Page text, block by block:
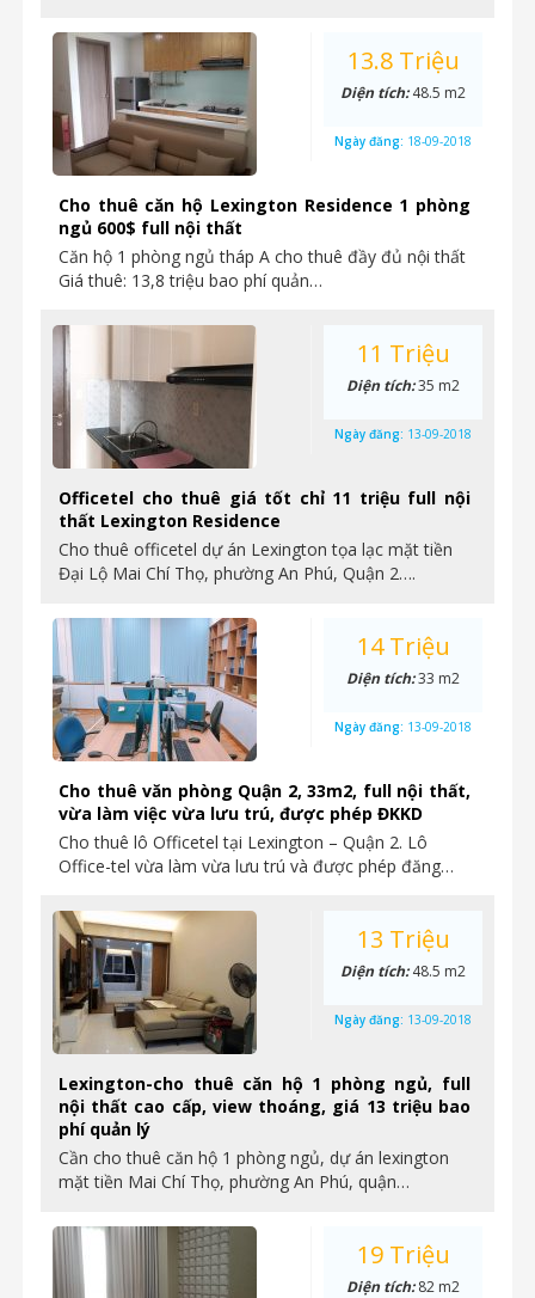
Cho thuê căn hộ Lexington Residence 1 phòng
ngủ 600$ full nội thất
Căn hộ 1 phòng ngủ tháp A cho thuê đầy đủ nội thất
Giá thuê: 13,8 triệu bao phí quản…
13.8 Triệu
Diện tích:48.5 m2
Ngày đăng: 18-09-2018
Officetel cho thuê giá tốt chỉ 11 triệu full nội
thất Lexington Residence
Cho thuê officetel dự án Lexington tọa lạc mặt tiền
Đại Lộ Mai Chí Thọ, phường An Phú, Quận 2….
11 Triệu
Diện tích:35 m2
Ngày đăng: 13-09-2018
Cho thuê văn phòng Quận 2, 33m2, full nội thất,
vừa làm việc vừa lưu trú, được phép ĐKKD
Cho thuê lô Officetel tại Lexington – Quận 2. Lô
Office-tel vừa làm vừa lưu trú và được phép đăng…
14 Triệu
Diện tích:33 m2
Ngày đăng: 13-09-2018
Lexington-cho thuê căn hộ 1 phòng ngủ, full
nội thất cao cấp, view thoáng, giá 13 triệu bao
phí quản lý
Cần cho thuê căn hộ 1 phòng ngủ, dự án lexington
mặt tiền Mai Chí Thọ, phường An Phú, quận…
13 Triệu
Diện tích:48.5 m2
Ngày đăng: 13-09-2018
19 Triệu
Diện tích:82 m2